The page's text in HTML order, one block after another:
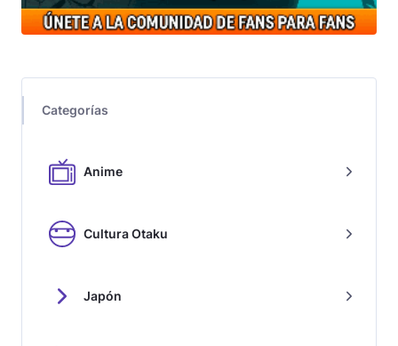
Categorías
Anime
Cultura Otaku
Japón